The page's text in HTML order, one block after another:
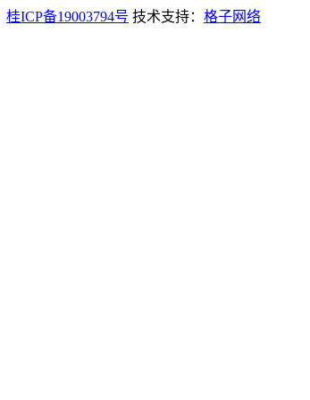
桂ICP备19003794号 技术支持： 格子网络